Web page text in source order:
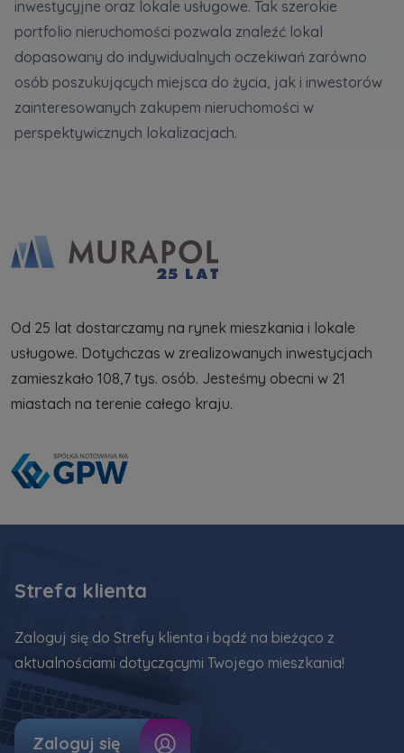
Dane o aktywności na naszej stronie mogą być
także udostępnianezaufanym partnerom.
Twoje dane są współadministrowane przez
spółki z Grupy Kapitałowej Murapol
. Więcej o
tym jak przetwarzamy dane, wykorzystujemy
cookies i jakie przysługują Ci prawa znajdziesz
inwestycyjne oraz lokale usługowe. Tak szerokie
portfolio nieruchomości pozwala znaleźć lokal
dopasowany do indywidualnych oczekiwań zarówno
osób poszukujących miejsca do życia, jak i inwestorów
zainteresowanych zakupem nieruchomości w
perspektywicznych lokalizacjach.
Od 25 lat dostarczamy na rynek mieszkania i lokale
usługowe. Dotychczas w zrealizowanych inwestycjach
zamieszkało 108,7 tys. osób. Jesteśmy obecni w 21
miastach na terenie całego kraju.
Strefa klienta
Zaloguj się do Strefy klienta i bądź na bieżąco z
aktualnościami dotyczącymi Twojego mieszkania!
Zaloguj się